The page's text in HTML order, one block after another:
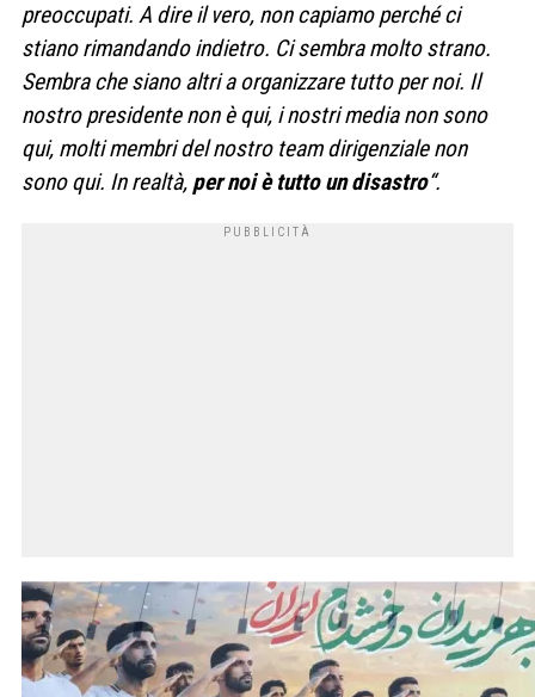
preoccupati. A dire il vero, non capiamo perché ci
stiano rimandando indietro. Ci sembra molto strano.
Sembra che siano altri a organizzare tutto per noi. Il
nostro presidente non è qui, i nostri media non sono
qui, molti membri del nostro team dirigenziale non
sono qui. In realtà, per noi è tutto un disastro“.